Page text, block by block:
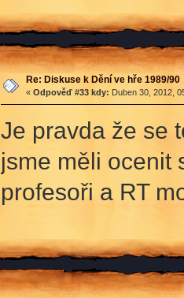
Re: Diskuse k Dění ve hře 1989/90
« Odpověď #33 kdy: Duben 30, 2012,
Je pravda že se
jsme měli ocenit
profesoři a RT